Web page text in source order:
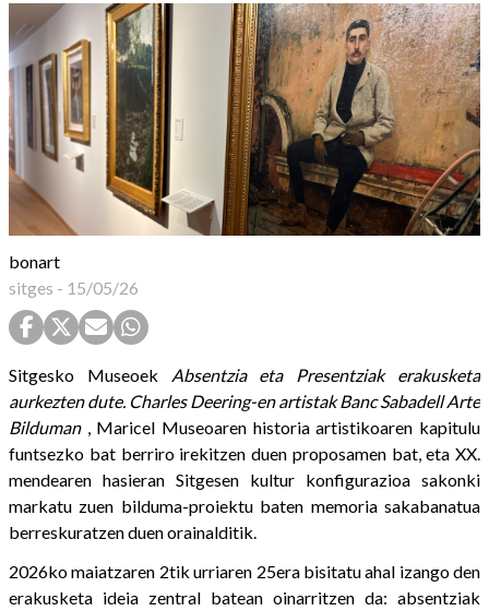
bonart
sitges - 15/05/26
Sitgesko Museoek Absentzia eta Presentziak erakusketa
aurkezten dute. Charles Deering-en artistak Banc Sabadell Arte
Bilduman, Maricel Museoaren historia artistikoaren kapitulu
funtsezko bat berriro irekitzen duen proposamen bat, eta XX.
mendearen hasieran Sitgesen kultur konfigurazioa sakonki
markatu zuen bilduma-proiektu baten memoria sakabanatua
berreskuratzen duen orainalditik.
2026ko maiatzaren 2tik urriaren 25era bisitatu ahal izango den
erakusketa ideia zentral batean oinarritzen da: absentziak